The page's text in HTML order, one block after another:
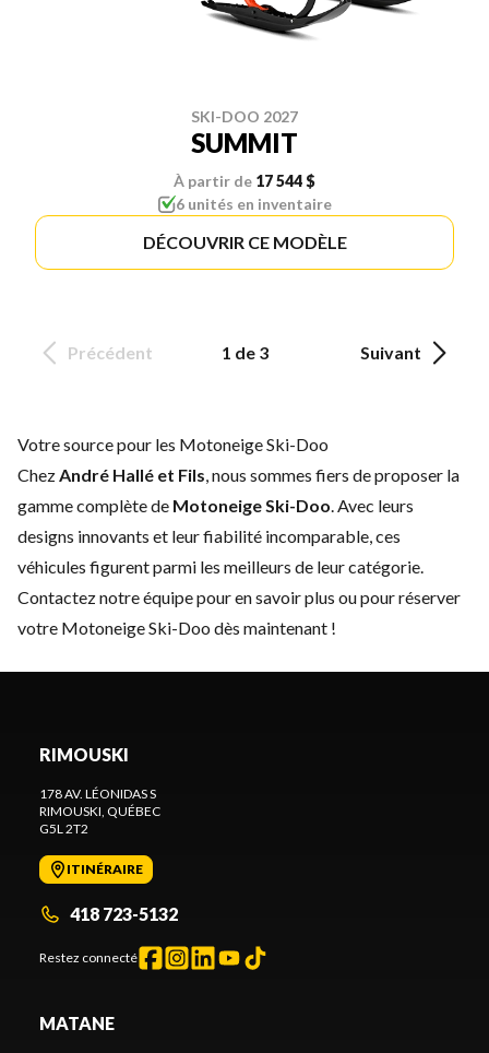
SKI-DOO 2027
SUMMIT
À partir de 17 544 $
6 unités en inventaire
DÉCOUVRIR CE MODÈLE
Précédent 1 de 3 Suivant
Votre source pour les Motoneige Ski-Doo
ChezAndré Hallé et Fils, nous sommes fiers de proposer la
gamme complète de Motoneige Ski-Doo. Avec leurs
designs innovants et leur fiabilité incomparable, ces
véhicules figurent parmi les meilleurs de leur catégorie.
Contactez notre équipepour en savoir plus ou pour réserver
votre Motoneige Ski-Doo dès maintenant !
RIMOUSKI
178 AV. LÉONIDAS S
RIMOUSKI, QUÉBEC
G5L 2T2
ITINÉRAIRE
418 723-5132
Restez connecté
MATANE